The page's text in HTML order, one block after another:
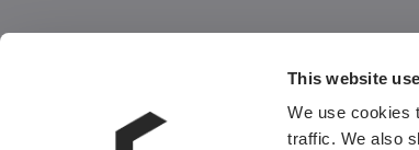
This website
We use cookies
traffic. We also